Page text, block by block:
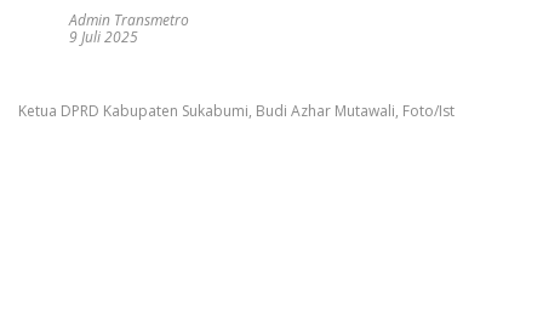
Admin Transmetro
9 Juli 2025
Ketua DPRD Kabupaten Sukabumi, Budi Azhar Mutawali, Foto/Ist